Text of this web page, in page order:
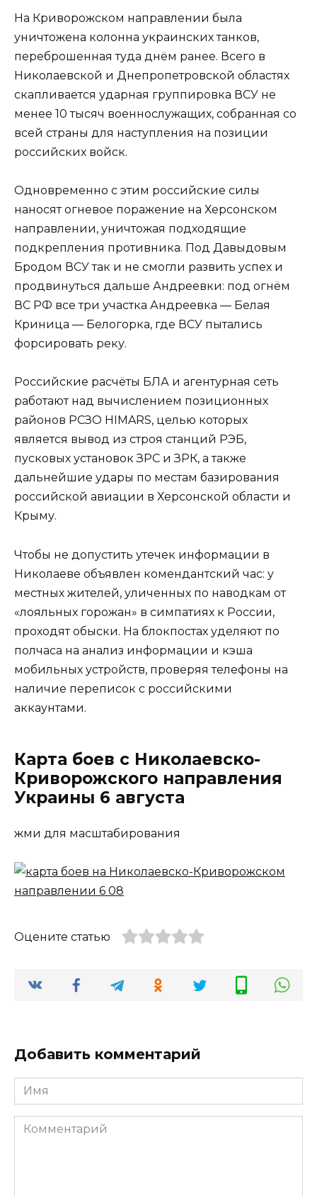
На Криворожском направлении была
уничтожена колонна украинских танков,
переброшенная туда днём ранее. Всего в
Николаевской и Днепропетровской областях
скапливается ударная группировка ВСУ не
менее 10 тысяч военнослужащих, собранная со
всей страны для наступления на позиции
российских войск.
Одновременно с этим российские силы
наносят огневое поражение на Херсонском
направлении, уничтожая подходящие
подкрепления противника. Под Давыдовым
Бродом ВСУ так и не смогли развить успех и
продвинуться дальше Андреевки: под огнём
ВС РФ все три участка Андреевка — Белая
Криница — Белогорка, где ВСУ пытались
форсировать реку.
Российские расчёты БЛА и агентурная сеть
работают над вычислением позиционных
районов РСЗО HIMARS, целью которых
является вывод из строя станций РЭБ,
пусковых установок ЗРС и ЗРК, а также
дальнейшие удары по местам базирования
российской авиации в Херсонской области и
Крыму.
Чтобы не допустить утечек информации в
Николаеве объявлен комендантский час: у
местных жителей, уличенных по наводкам от
«лояльных горожан» в симпатиях к России,
проходят обыски. На блокпостах уделяют по
полчаса на анализ информации и кэша
мобильных устройств, проверяя телефоны на
наличие переписок с российскими
аккаунтами.
Карта боев с Николаевско-
Криворожского направления
Украины 6 августа
жми для масштабирования
Оцените статью
Добавить комментарий
Имя
*
Комментарий